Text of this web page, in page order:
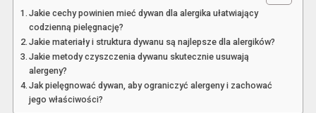
Jakie cechy powinien mieć dywan dla alergika ułatwiający
codzienną pielęgnację?
Jakie materiały i struktura dywanu są najlepsze dla alergików?
Jakie metody czyszczenia dywanu skutecznie usuwają
alergeny?
Jak pielęgnować dywan, aby ograniczyć alergeny i zachować
jego właściwości?